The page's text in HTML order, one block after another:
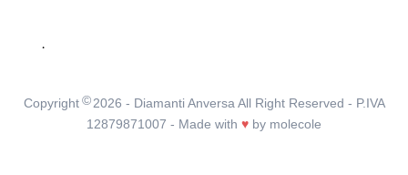
.
Copyright©2026 - Diamanti Anversa All Right Reserved - P.IVA
12879871007 - Made with ♥ by molecole